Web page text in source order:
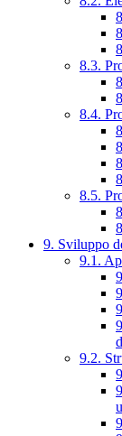
8.3.
8.4.
8.5.
9. Sviluppo
9.1.
9.2.